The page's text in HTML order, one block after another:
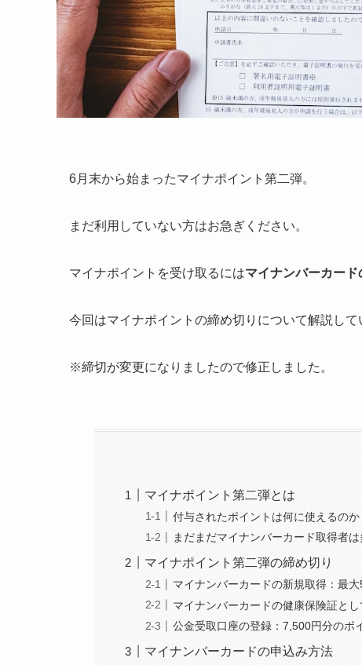
6月末から始まったマイナポイント第二弾。
まだ利用していない方はお急ぎください。
マイナポイントを受け取るにはマイナンバーカー
今回はマイナポイントの締め切りについて解説して
※締切が変更になりましたので修正しました。
マイナポイント第二弾とは
付与されたポイントは何に使えるのか
まだまだマイナンバーカード取得者
マイナポイント第二弾の締め切り
マイナンバーカードの新規取得：最
マイナンバーカードの健康保険証と
公金受取口座の登録：7,500円分のポ
マイナンバーカードの申込み方法